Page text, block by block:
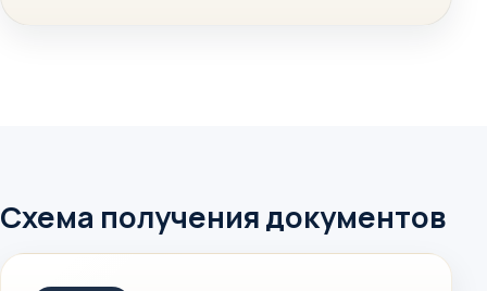
Схема получения документов